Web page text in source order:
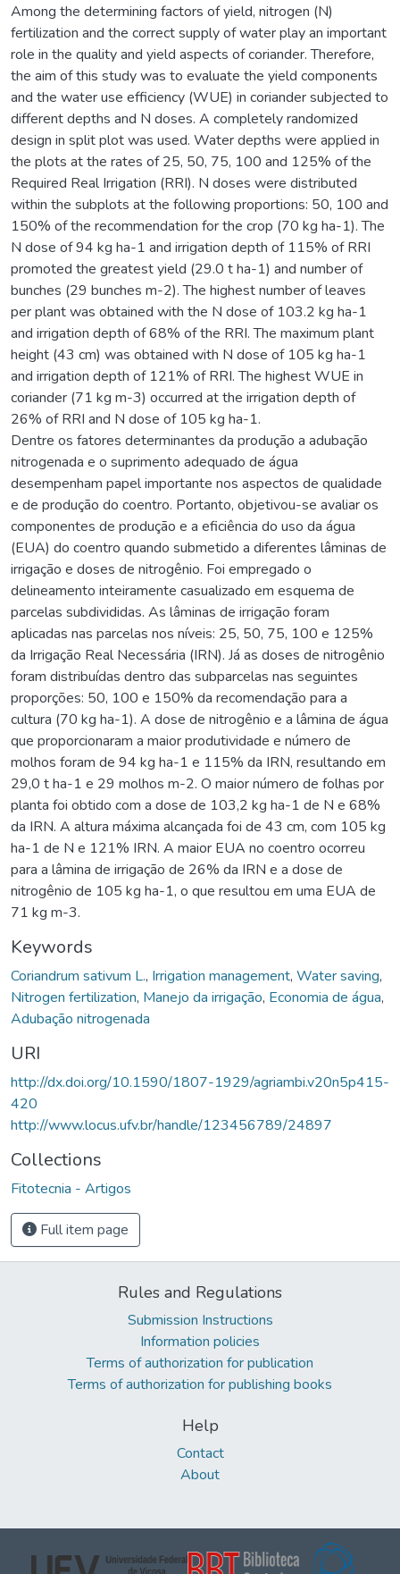
Among the determining factors of yield, nitrogen (N)
fertilization and the correct supply of water play an important
role in the quality and yield aspects of coriander. Therefore,
the aim of this study was to evaluate the yield components
and the water use efficiency (WUE) in coriander subjected to
different depths and N doses. A completely randomized
design in split plot was used. Water depths were applied in
the plots at the rates of 25, 50, 75, 100 and 125% of the
Required Real Irrigation (RRI). N doses were distributed
within the subplots at the following proportions: 50, 100 and
150% of the recommendation for the crop (70 kg ha-1). The
N dose of 94 kg ha-1 and irrigation depth of 115% of RRI
promoted the greatest yield (29.0 t ha-1) and number of
bunches (29 bunches m-2). The highest number of leaves
per plant was obtained with the N dose of 103.2 kg ha-1
and irrigation depth of 68% of the RRI. The maximum plant
height (43 cm) was obtained with N dose of 105 kg ha-1
and irrigation depth of 121% of RRI. The highest WUE in
coriander (71 kg m-3) occurred at the irrigation depth of
26% of RRI and N dose of 105 kg ha-1.
Dentre os fatores determinantes da produção a adubação
nitrogenada e o suprimento adequado de água
desempenham papel importante nos aspectos de qualidade
e de produção do coentro. Portanto, objetivou-se avaliar os
componentes de produção e a eficiência do uso da água
(EUA) do coentro quando submetido a diferentes lâminas de
irrigação e doses de nitrogênio. Foi empregado o
delineamento inteiramente casualizado em esquema de
parcelas subdivididas. As lâminas de irrigação foram
aplicadas nas parcelas nos níveis: 25, 50, 75, 100 e 125%
da Irrigação Real Necessária (IRN). Já as doses de nitrogênio
foram distribuídas dentro das subparcelas nas seguintes
proporções: 50, 100 e 150% da recomendação para a
cultura (70 kg ha-1). A dose de nitrogênio e a lâmina de água
que proporcionaram a maior produtividade e número de
molhos foram de 94 kg ha-1 e 115% da IRN, resultando em
29,0 t ha-1 e 29 molhos m-2. O maior número de folhas por
planta foi obtido com a dose de 103,2 kg ha-1 de N e 68%
da IRN. A altura máxima alcançada foi de 43 cm, com 105 kg
ha-1 de N e 121% IRN. A maior EUA no coentro ocorreu
para a lâmina de irrigação de 26% da IRN e a dose de
nitrogênio de 105 kg ha-1, o que resultou em uma EUA de
71 kg m-3.
Keywords
Coriandrum sativum L., Irrigation management, Water saving,
Nitrogen fertilization, Manejo da irrigação, Economia de água,
Adubação nitrogenada
URI
http://dx.doi.org/10.1590/1807-1929/agriambi.v20n5p415-
420
http://www.locus.ufv.br/handle/123456789/24897
Collections
Fitotecnia - Artigos
Full item page
Rules and Regulations
Submission Instructions
Information policies
Terms of authorization for publication
Terms of authorization for publishing books
Help
Contact
About